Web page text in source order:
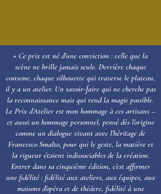
« Ce prix est né d’une conviction : celle que la
scène ne brille jamais seule. Derrière chaque
costume, chaque silhouette qui traverse le plateau,
il y a un atelier. Un savoir-faire qui ne cherche pas
la reconnaissance mais qui rend la magie possible.
Le Prix d’Atelier est mon hommage à ces artisans –
et aussi un hommage personnel, pensé dès l’origine
comme un dialogue vivant avec l’héritage de
Francesco Smalto, pour qui le geste, la matière et
la rigueur étaient indissociables de la création.
Entrer dans sa cinquième édition, c’est affirmer
une fidélité : fidélité aux ateliers, aux équipes, aux
maisons d’opéra et de théâtre, fidélité à une